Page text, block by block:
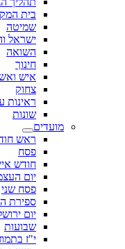
בית
שמיטה
ישראל
השואה
חינוך
איש
צחוק
ראינות
שונות
מועדים
ראש
פסח
חודש
יום
פסח שני
ספירת
יום
שבועות
י"ז